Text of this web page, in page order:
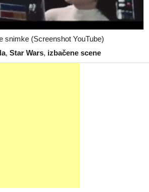
snimke (Screenshot YouTube)
, Star Wars, izbačene scene